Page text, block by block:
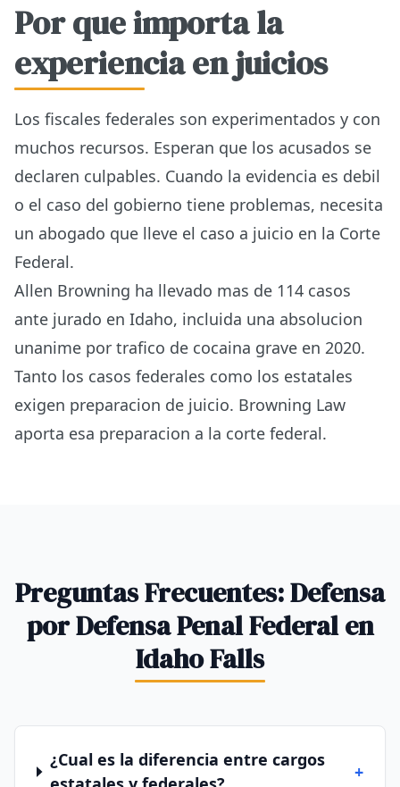
Por que importa la
experiencia en juicios
Los fiscales federales son experimentados y con
muchos recursos. Esperan que los acusados se
declaren culpables. Cuando la evidencia es debil
o el caso del gobierno tiene problemas, necesita
un abogado que lleve el caso a juicio en la Corte
Federal.
Allen Browning ha llevado mas de 114 casos
ante jurado en Idaho, incluida una absolucion
unanime por trafico de cocaina grave en 2020.
Tanto los casos federales como los estatales
exigen preparacion de juicio. Browning Law
aporta esa preparacion a la corte federal.
Preguntas Frecuentes: Defensa
por Defensa Penal Federal en
Idaho Falls
¿Cual es la diferencia entre cargos
+